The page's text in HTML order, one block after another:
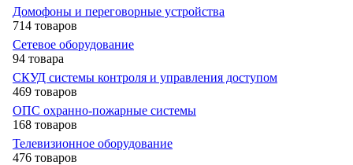
Домофоны и переговорные устройства
714 товаров
Сетевое оборудование
94 товара
СКУД системы контроля и управления доступом
469 товаров
ОПС охранно-пожарные системы
168 товаров
Телевизионное оборудование
476 товаров